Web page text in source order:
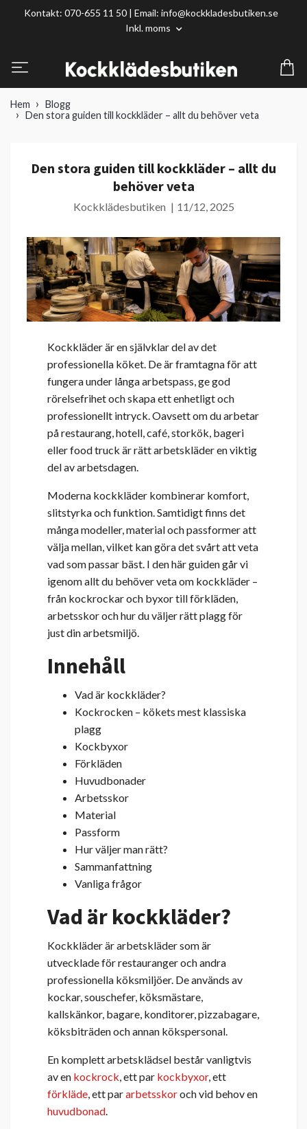
Kontakt: 070-655 11 50 | Email: info@kockkladesbutiken.se
Inkl. moms
Hem
Blogg
Den stora guiden till kockkläder – allt du behöver veta
Den stora guiden till kockkläder – allt du
behöver veta
Kockklädesbutiken | 11/12, 2025
Kockkläder är en självklar del av det
professionella köket. De är framtagna för att
fungera under långa arbetspass, ge god
rörelsefrihet och skapa ett enhetligt och
professionellt intryck. Oavsett om du arbetar
på restaurang, hotell, café, storkök, bageri
eller food truck är rätt arbetskläder en viktig
del av arbetsdagen.
Moderna kockkläder kombinerar komfort,
slitstyrka och funktion. Samtidigt finns det
många modeller, material och passformer att
välja mellan, vilket kan göra det svårt att veta
vad som passar bäst. I den här guiden går vi
igenom allt du behöver veta om kockkläder –
från kockrockar och byxor till förkläden,
arbetsskor och hur du väljer rätt plagg för
just din arbetsmiljö.
Innehåll
Vad är kockkläder?
Kockrocken – kökets mest klassiska
plagg
Kockbyxor
Förkläden
Huvudbonader
Arbetsskor
Material
Passform
Hur väljer man rätt?
Sammanfattning
Vanliga frågor
Vad är kockkläder?
Kockkläder är arbetskläder som är
utvecklade för restauranger och andra
professionella köksmiljöer. De används av
kockar, souschefer, köksmästare,
kallskänkor, bagare, konditorer, pizzabagare,
köksbiträden och annan kökspersonal.
En komplett arbetsklädsel består vanligtvis
av en kockrock, ett par kockbyxor, ett
förkläde, ett pararbetsskoroch vid behov en
huvudbonad.